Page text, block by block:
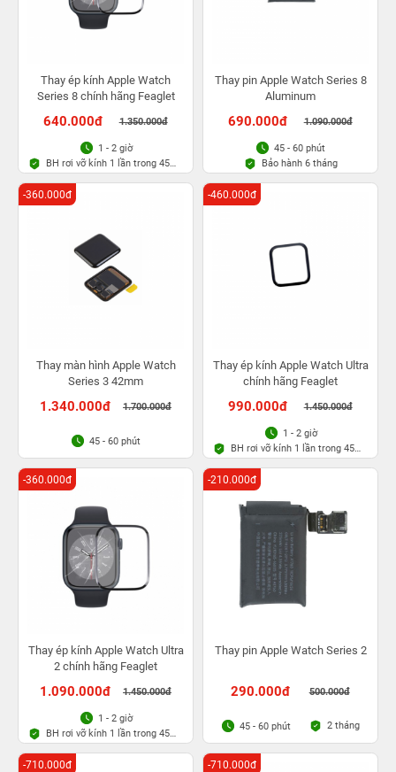
Thay ép kính Apple Watch
Series 8 chính hãng Feaglet
640.000đ 1.350.000đ
1 - 2 giờ
BH rơi vỡ kính 1 lần trong 45
ngày
Thay pin Apple Watch Series 8
Aluminum
690.000đ 1.090.000đ
45 - 60 phút
Bảo hành 6 tháng
Thay màn hình Apple Watch
Series 3 42mm
1.340.000đ 1.700.000đ
-360.000đ
45 - 60 phút
Thay ép kính Apple Watch Ultra
chính hãng Feaglet
990.000đ 1.450.000đ
-460.000đ
1 - 2 giờ
BH rơi vỡ kính 1 lần trong 45
ngày
Thay ép kính Apple Watch Ultra
2 chính hãng Feaglet
1.090.000đ 1.450.000đ
-360.000đ
1 - 2 giờ
BH rơi vỡ kính 1 lần trong 45
ngày
Thay pin Apple Watch Series 2
290.000đ 500.000đ
-210.000đ
45 - 60 phút 2 tháng
-710.000đ -710.000đ